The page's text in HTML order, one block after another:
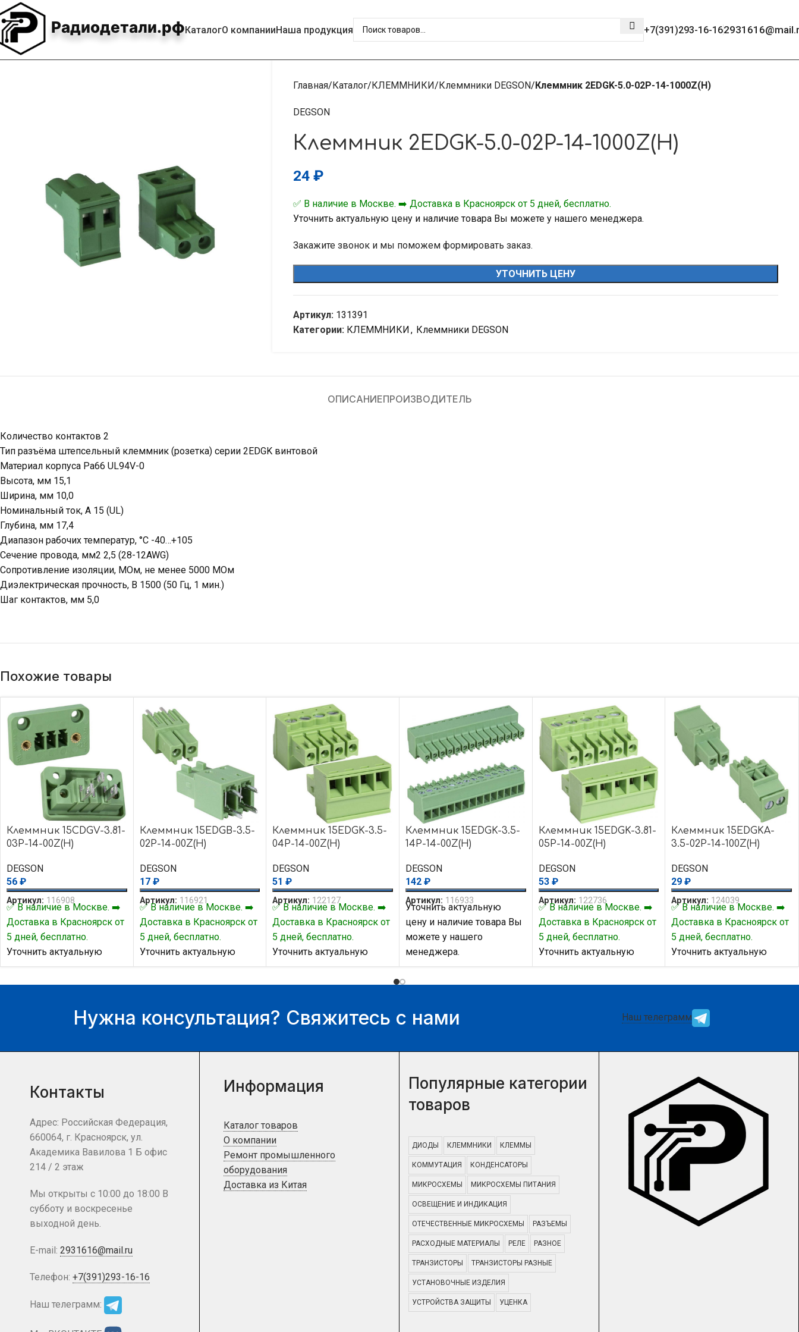
Радиодетали.рфКаталогО компанииНаша продукция +7(391)293-16-16
Главная Каталог КЛЕММНИКИ Клеммники DEGSON Клеммник 2EDGK-5.0-02P-14-1000Z(H)
DEGSON
Клеммник 2EDGK-5.0-02P-14-1000Z(H)
24 ₽
✅ В наличие в Москве. ➡️ Доставка в Красноярск от 5 дней, бесплатно.
Уточнить актуальную цену и наличие товара Вы можете у нашего менеджера.
Закажите звонок и мы поможем формировать заказ.
УТОЧНИТЬ ЦЕНУ
Артикул: 131391
Категории: КЛЕММНИКИ, Клеммники DEGSON
ОПИСАНИЕПРОИЗВОДИТЕЛЬ
Количество контактов 2
Тип разъёма штепсельный клеммник (розетка) серии 2EDGK винтовой
Материал корпуса Pa66 UL94V-0
Высота, мм 15,1
Ширина, мм 10,0
Номинальный ток, А 15 (UL)
Глубина, мм 17,4
Диапазон рабочих температур, °C -40…+105
Сечение провода, мм2 2,5 (28-12AWG)
Сопротивление изоляции, МОм, не менее 5000 МОм
Диэлектрическая прочность, В 1500 (50 Гц, 1 мин.)
Шаг контактов, мм 5,0
Похожие товары
Клеммник 15CDGV-3.81-
03P-14-00Z(H)
DEGSON
56 ₽
Артикул: 116908
✅ В наличие в Москве. ➡️
Доставка в Красноярск от
5 дней, бесплатно.
Уточнить актуальную
цену и наличие товара Вы
Клеммник 15EDGB-3.5-
02P-14-00Z(H)
DEGSON
17 ₽
Артикул: 116921
✅ В наличие в Москве. ➡️
Доставка в Красноярск от
5 дней, бесплатно.
Уточнить актуальную
цену и наличие товара Вы
Клеммник 15EDGK-3.5-
04P-14-00Z(H)
DEGSON
51₽
Артикул: 122127
✅ В наличие в Москве. ➡️
Доставка в Красноярск от
5 дней, бесплатно.
Уточнить актуальную
цену и наличие товара Вы
Клеммник 15EDGK-3.5-
14P-14-00Z(H)
DEGSON
142 ₽
Артикул: 116933
Уточнить актуальную
цену и наличие товара Вы
можете у нашего
менеджера.
Клеммник 15EDGK-3.81-
05P-14-00Z(H)
DEGSON
53 ₽
Артикул: 122736
✅ В наличие в Москве. ➡️
Доставка в Красноярск от
5 дней, бесплатно.
Уточнить актуальную
цену и наличие товара Вы
Клеммник 15EDGKA-
3.5-02P-14-100Z(H)
DEGSON
29₽
Артикул: 124039
✅ В наличие в Москве. ➡️
Доставка в Красноярск от
5 дней, бесплатно.
Уточнить актуальную
цену и наличие товара Вы
Нужна консультация? Свяжитесь с нами Наш телеграмм
Контакты
Адрес: Российская Федерация,
660064, г. Красноярск, ул.
Академика Вавилова 1 Б офис
214 / 2 этаж
Мы открыты с 10:00 до 18:00 В
субботу и воскресенье
выходной день.
E-mail: 2931616@mail.ru
Телефон: +7(391)293-16-16
Наш телеграмм:
Информация
Каталог товаров
О компании
Ремонт промышленного
оборудования
Доставка из Китая
Популярные категории
товаров
ДИОДЫ КЛЕММНИКИ КЛЕММЫ
КОММУТАЦИЯ КОНДЕНСАТОРЫ
МИКРОСХЕМЫ МИКРОСХЕМЫ ПИТАНИЯ
ОСВЕЩЕНИЕ И ИНДИКАЦИЯ
ОТЕЧЕСТВЕННЫЕ МИКРОСХЕМЫ РАЗЪЕМЫ
РАСХОДНЫЕ МАТЕРИАЛЫ РЕЛЕ РАЗНОЕ
ТРАНЗИСТОРЫ ТРАНЗИСТОРЫ РАЗНЫЕ
УСТАНОВОЧНЫЕ ИЗДЕЛИЯ
УСТРОЙСТВА ЗАЩИТЫ УЦЕНКА